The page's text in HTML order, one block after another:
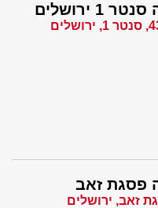
1 ירושלים
פסגת זאב
זאב, ירושלים